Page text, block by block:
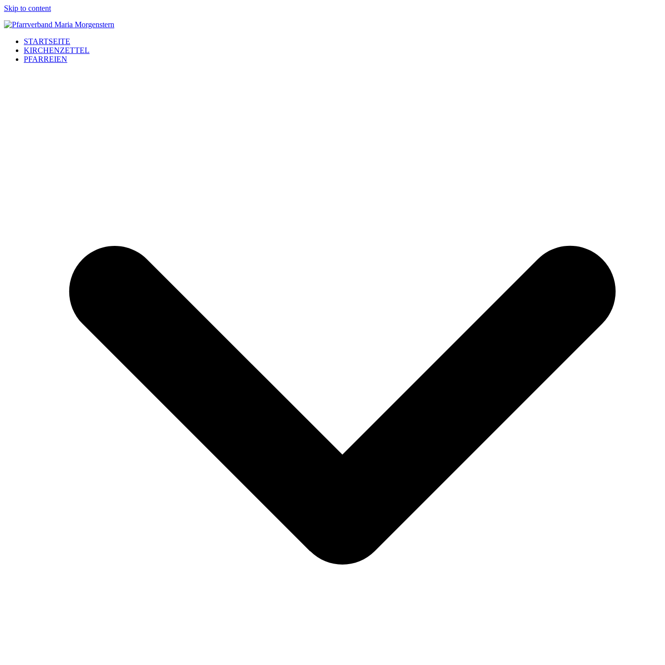
Skip to content
STARTSEITE
KIRCHENZETTEL
PFARREIEN